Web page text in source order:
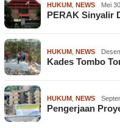
HUKUM NEWS Mei
PERAK Sinyalir
HUKUM NEWS
Kades Tombo
HUKUM NEWS
Pengerjaan